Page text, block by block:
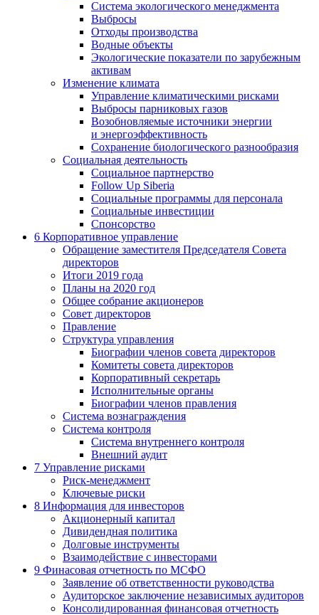
Система экологического менеджмента
Выбросы
Отходы производства
Водные объекты
Экологические показатели по зарубежным
активам
Изменение климата
Управление климатическими рисками
Выбросы парниковых газов
Возобновляемые источники энергии
и энергоэффективность
Сохранение биологического разнообразия
Социальная деятельность
Социальное партнерство
Follow Up Siberia
Социальные программы для персонала
Социальные инвестиции
Спонсорство
6 Корпоративное управление
Обращение заместителя Председателя Совета
директоров
Итоги 2019 года
Планы на 2020 год
Общее собрание акционеров
Совет директоров
Правление
Структура управления
Биографии членов совета директоров
Комитеты совета директоров
Корпоративный секретарь
Исполнительные органы
Биографии членов правления
Система вознаграждения
Система контроля
Система внутреннего контроля
Внешний аудит
7 Управление рисками
Риск-менеджмент
Ключевые риски
8 Информация для инвесторов
Акционерный капитал
Дивидендная политика
Долговые инструменты
Взаимодействие с инвеcторами
9 Финасовая отчетность по МСФО
Заявление об ответственности руководства
Аудиторское заключение независимых аудиторов
Консолидированная финансовая отчетность